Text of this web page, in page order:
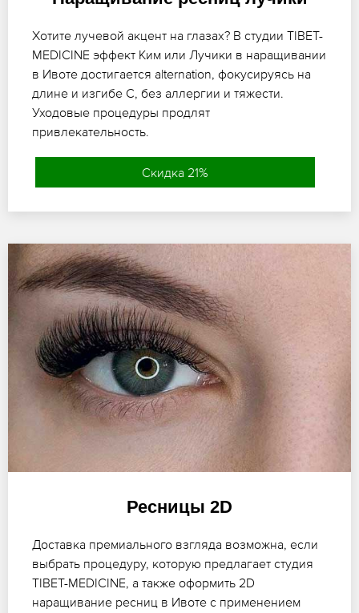
Хотите лучевой акцент на глазах? В студии TIBET-
MEDICINE эффект Ким или Лучики в наращивании
в Ивоте достигается alternation, фокусируясь на
длине и изгибе C, без аллергии и тяжести.
Уходовые процедуры продлят
привлекательность.
Скидка 21%
Ресницы 2D
Доставка премиального взгляда возможна, если
выбрать процедуру, которую предлагает студия
TIBET-MEDICINE, а также оформить 2D
наращивание ресниц в Ивоте с применением